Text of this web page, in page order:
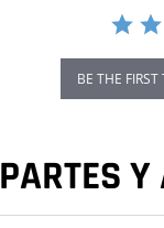
BE THE FIRST
PARTES Y